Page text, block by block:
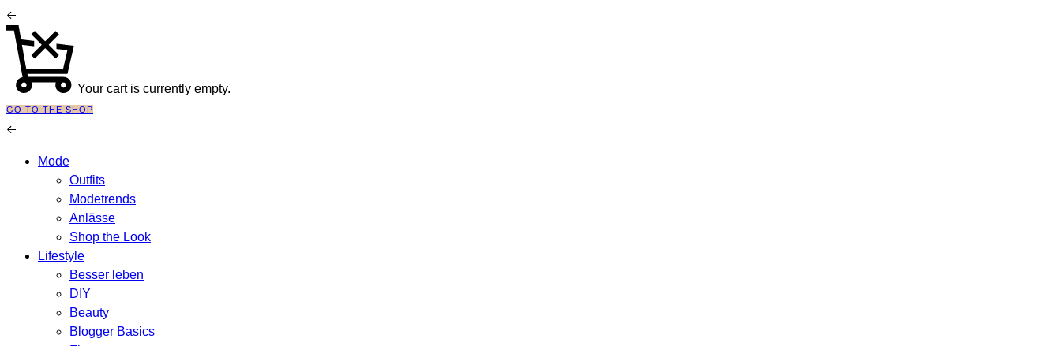
Your cart is currently empty.
GO TO THE SHOP
Mode
Outfits
Modetrends
Anlässe
Shop the Look
Lifestyle
Besser leben
DIY
Beauty
Blogger Basics